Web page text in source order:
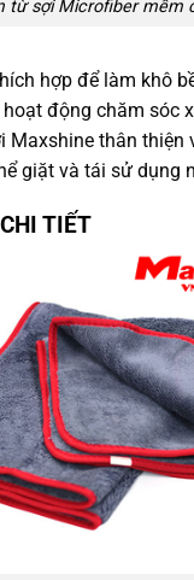
từ sợi Microfiber mềm
hợp để làm khô
động chăm sóc
Maxshine thân thiện
giặt và tái sử dụng
TIẾT